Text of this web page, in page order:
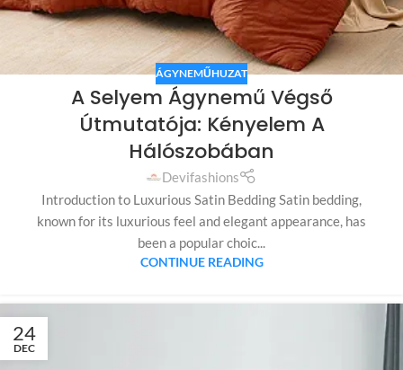
ÁGYNEMŰHUZAT
A Selyem Ágynemű Végső
Útmutatója: Kényelem A
Hálószobában
Devifashions
Introduction to Luxurious Satin Bedding Satin bedding,
known for its luxurious feel and elegant appearance, has
been a popular choic...
CONTINUE READING
24
DEC